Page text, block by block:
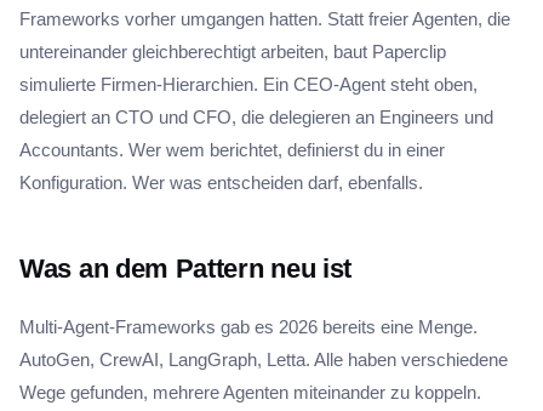
Frameworks vorher umgangen hatten. Statt freier Agenten, die
untereinander gleichberechtigt arbeiten, baut Paperclip
simulierte Firmen-Hierarchien. Ein CEO-Agent steht oben,
delegiert an CTO und CFO, die delegieren an Engineers und
Accountants. Wer wem berichtet, definierst du in einer
Konfiguration. Wer was entscheiden darf, ebenfalls.
Was an dem Pattern neu ist
Multi-Agent-Frameworks gab es 2026 bereits eine Menge.
AutoGen, CrewAI, LangGraph, Letta. Alle haben verschiedene
Wege gefunden, mehrere Agenten miteinander zu koppeln.